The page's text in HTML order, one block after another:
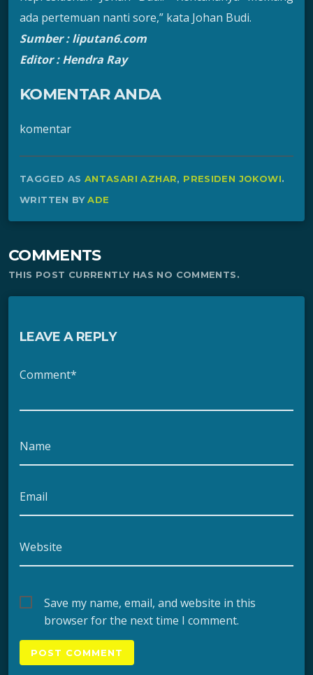
ada pertemuan nanti sore,” kata Johan Budi.
Sumber : liputan6.com
Editor : Hendra Ray
KOMENTAR ANDA
komentar
TAGGED AS ANTASARI AZHAR, PRESIDEN JOKOWI.
WRITTEN BYADE
COMMENTS
THIS POST CURRENTLY HAS NO COMMENTS.
LEAVE A REPLY
Comment*
Name
Email
Website
Save my name, email, and website in this
browser for the next time I comment.